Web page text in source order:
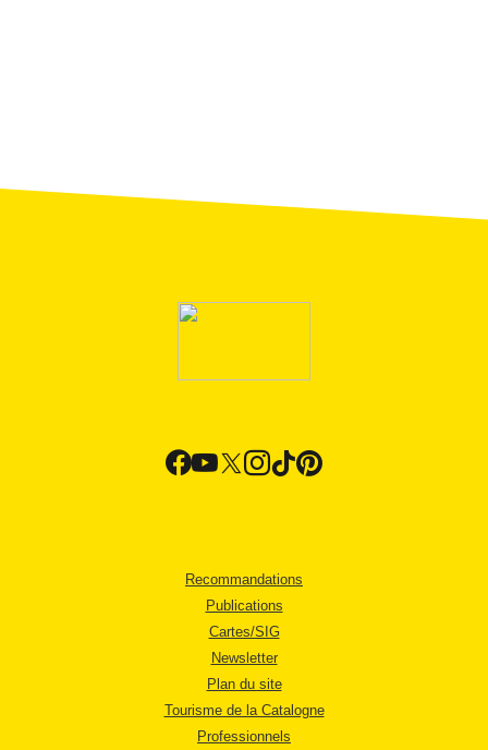
Recommandations
Publications
Cartes/SIG
Newsletter
Plan du site
Tourisme de la Catalogne
Professionnels